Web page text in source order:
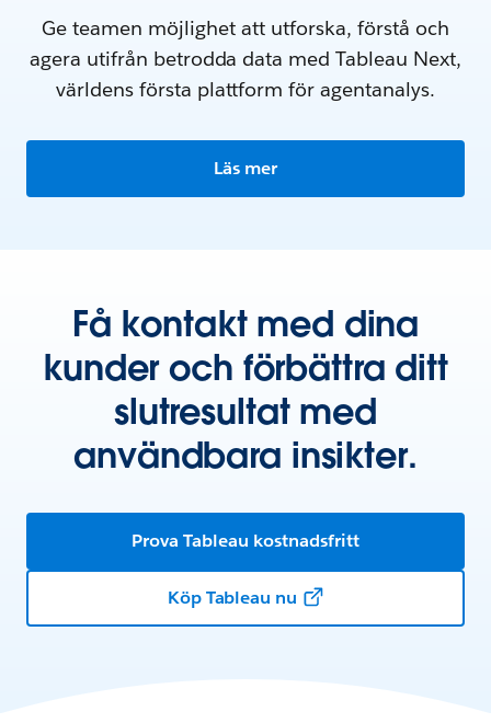
Ge teamen möjlighet att utforska, förstå och
agera utifrån betrodda data med Tableau Next,
världens första plattform för agentanalys.
Läs mer
Få kontakt med dina
kunder och förbättra ditt
slutresultat med
användbara insikter.
Prova Tableau kostnadsfritt
Köp Tableau nu